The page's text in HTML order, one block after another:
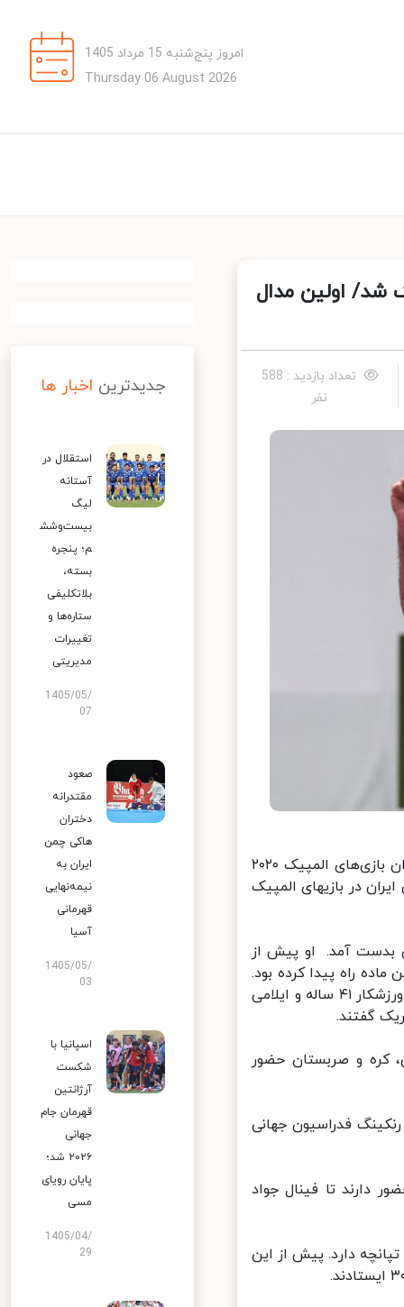
امروز پنج‌شنبه 15 مرداد 1405
Thursday 06 August 2026
اولین مدال
تعداد بازدید : 588
نفر
ایسنا: جواد فروغی تنها نماینده ایران در فینال ماده تپانچه بادی ۱۰ متر مردان بازی‌های المپیک ۲۰۲۰
در بازیهای المپیک
بدست آمد. او پیش از
فینال این ماده راه پیدا کرده بود.
فروغی بزرگترین ورزشکار کاروان ایران، دارای سه فرزند و پرستار است. این ورزشکار ۴۱ ساله و ایلامی
گفتند.
کره و صربستان حضور
فدراسیون جهانی
دارند تا فینال جواد
در دو ماده تفنگ و تپانچه دارد. پیش از این
جدیدترین اخبار ها
استقلال در
آستانه
لیگ
بیست‌وشش
م؛ پنجره
بسته،
بلاتکلیفی
ستاره‌ها و
تغییرات
مدیریتی
1405/05/
07
صعود
مقتدرانه
دختران
هاکی چمن
ایران به
نیمه‌نهایی
قهرمانی
آسیا
1405/05/
03
اسپانیا با
شکست
آرژانتین
قهرمان جام
جهانی
۲۰۲۶ شد؛
پایان رویای
مسی
1405/04/
29